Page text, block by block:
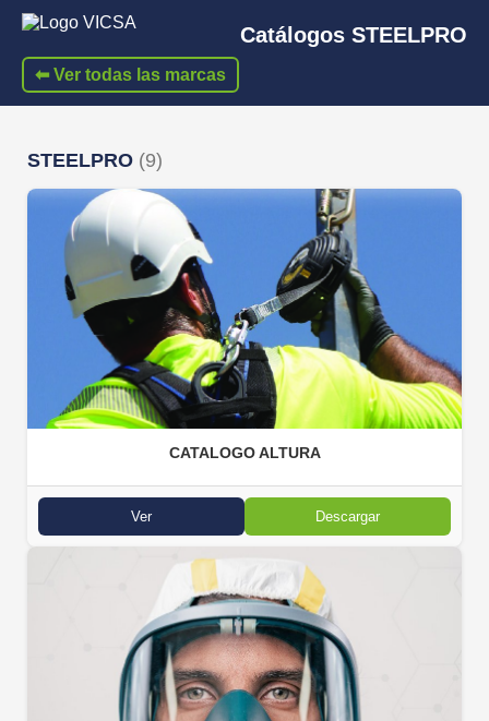
Catálogos STEELPRO
⬅ Ver todas las marcas
STEELPRO (9)
CATALOGO ALTURA
Ver Descargar